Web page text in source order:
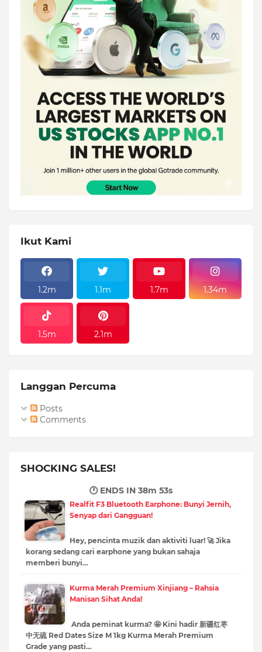
Ikut Kami
1.2m 1.1m 1.7m 1.34m
1.5m 2.1m
Langgan Percuma
Posts
Comments
SHOCKING SALES!
🕐 ENDS IN 38m 52s
Realfit F3 Bluetooth Earphone: Bunyi Jernih,
Senyap dari Gangguan!
Hey, pencinta muzik dan aktiviti luar! 🚀 Jika
korang sedang cari earphone yang bukan sahaja
memberi bunyi…
Kurma Merah Premium Xinjiang – Rahsia
Manisan Sihat Anda!
Anda peminat kurma? 🤩 Kini hadir 新疆红枣
中无硫 Red Dates Size M 1kg Kurma Merah Premium
Grade yang pasti…